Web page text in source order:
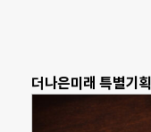
더나은미래 특별기획